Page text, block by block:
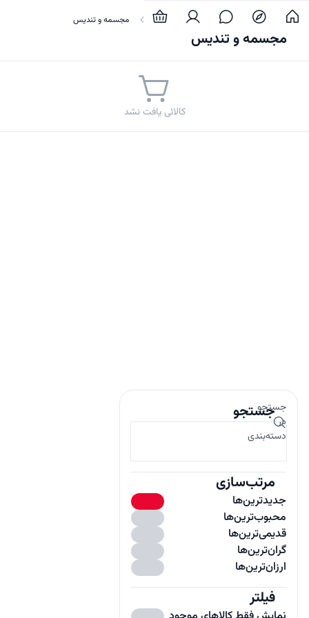
خانه و آشپزخانه تزئینات و دکوراتیو مجسمه و تندیس
مجسمه و تندیس
کالائی یافت نشد
جستجو
جستجو
در
دسته‌بندی
مرتب‌سازی
جدیدترین‌ها
محبوب‌ترین‌ها
قدیمی‌ترین‌ها
گران‌ترین‌ها
ارزان‌ترین‌ها
فیلتر